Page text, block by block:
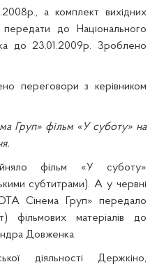
а комплект вихідних
передати до Національного
до 23.01.2009р. Зроблено
переговори з керівником
Груп» фільм «У суботу» на
фільм «У суботу»
субтитрами). А у червні
Сінема Груп» передало
фільмових матеріалів до
Довженка.
діяльності Держкіно,